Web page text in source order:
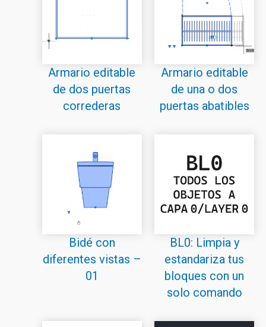
Armario editable
de dos puertas
correderas
Armario editable
de una o dos
puertas abatibles
Bidé con
diferentes vistas –
01
BL0: Limpia y
estandariza tus
bloques con un
solo comando